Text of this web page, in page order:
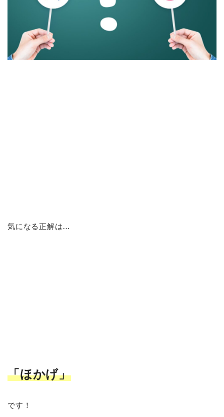
気になる正解は…
「ほかげ」
です！